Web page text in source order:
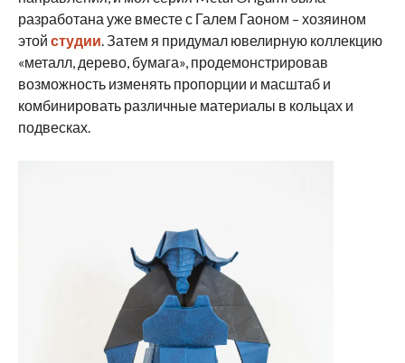
разработана уже вместе с Галем Гаоном – хозяином
этой студии . Затем я придумал ювелирную коллекцию
«металл, дерево, бумага», продемонстрировав
возможность изменять пропорции и масштаб и
комбинировать различные материалы в кольцах и
подвесках.